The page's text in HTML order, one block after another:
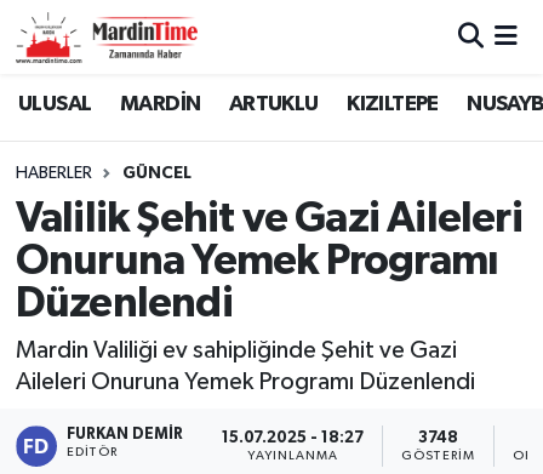
ULUSAL MARDİN ARTUKLU KIZILTEPE
HABERLER GÜNCEL
Valilik Şehit ve Gazi Aileleri
Onuruna Yemek Programı
Düzenlendi
Mardin Valiliği ev sahipliğinde Şehit ve Gazi
Aileleri Onuruna Yemek Programı Düzenlendi
FURKAN DEMIR
EDITÖR
15.07.2025 - 18:27
YAYINLANMA
3748
GÖSTERIM
Mardin Nöbetçi Eczaneler
Mardin Namaz Vakitleri
Mardin Trafik Yoğunluk Haritası
Süper Lig Puan Durumu ve Fikstür
Son Dakika Haberleri